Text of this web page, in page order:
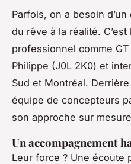
Parfois, on a besoin
du rêve à la réalité. C’est
professionnel comme
Philippe (J0L 2K0) et
Sud et Montréal.
équipe de concepteurs
son approche sur
Un accompagnement
Leur force ? Une écoute